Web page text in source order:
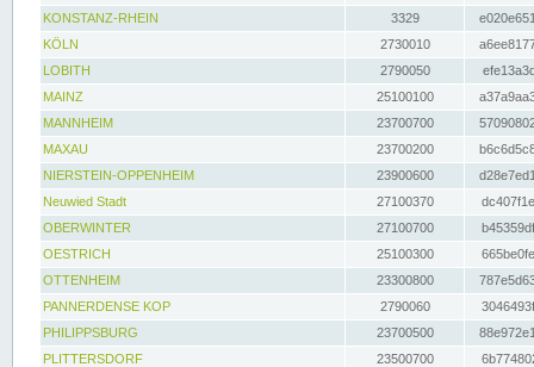
KONSTANZ-RHEIN
3329
KÖLN
2730010
LOBITH
2790050
MAINZ
25100100
MANNHEIM
23700700
MAXAU
23700200
NIERSTEIN-OPPENHEIM
23900600
Neuwied Stadt
27100370
OBERWINTER
27100700
OESTRICH
25100300
OTTENHEIM
23300800
PANNERDENSE KOP
2790060
PHILIPPSBURG
23700500
PLITTERSDORF
23500700